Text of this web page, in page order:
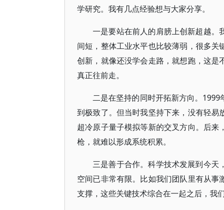
学研究。我有几点经验想与大家分享。
一是要站在前人的肩膀上创新超越。
间短，整体工业水平也比较薄弱，很多
创新，就像还没学会走路，就想跑，这
真正往前走。
二是在坚持的同时开拓新方向。
到极致了。但当时我坚持下来，没有轻易
超冷原子量子模拟等新的交叉方向。后
枪，就难以形成系统积累。
三是善于合作。科学技术发展到今天
空间已非常有限。比如我们团队里有从
支撑，这些关键技术综合在一起之后，我